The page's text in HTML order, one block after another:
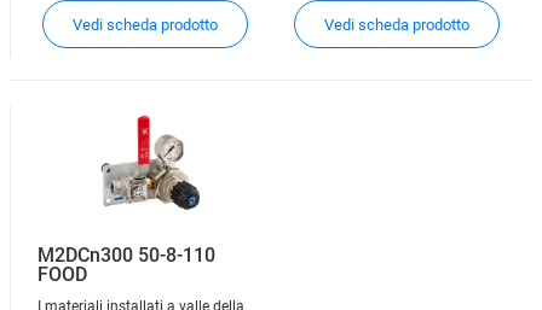
consentono la connessione delle
apparecchiature dell'utente alla
Vedi scheda prodotto
denominati punti di utilizzo,
consentono la connessione delle
apparecchiature dell'utente alla
Vedi scheda prodotto
M2DCn300 50-8-110
FOOD
I materiali installati a valle della